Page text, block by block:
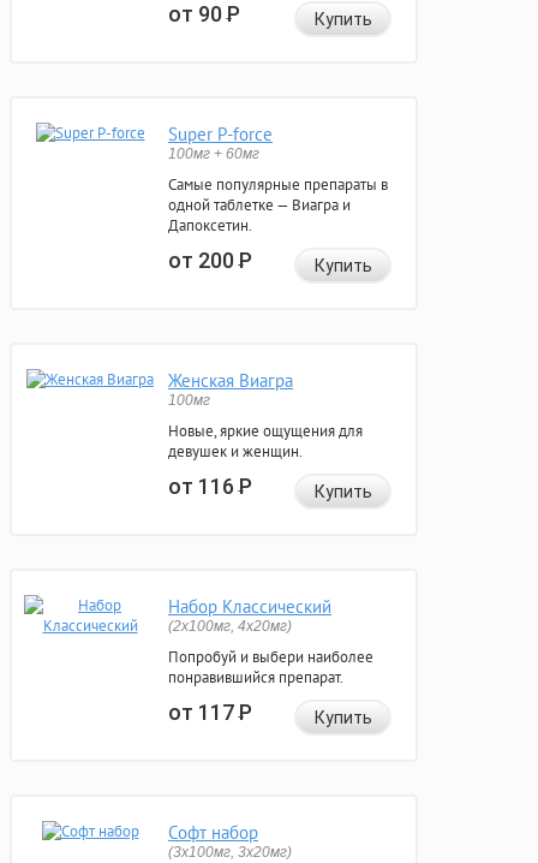
от 90Р Купить
Super P-force
100мг + 60мг
Самые популярные препараты в
одной таблетке — Виагра и
Дапоксетин.
от 200Р Купить
Женская Виагра
100мг
Новые, яркие ощущения для
девушек и женщин.
от 116Р Купить
Набор Классический
(2x100мг, 4x20мг)
Попробуй и выбери наиболее
понравившийся препарат.
от 117Р Купить
Софт набор
(3x100мг, 3x20мг)